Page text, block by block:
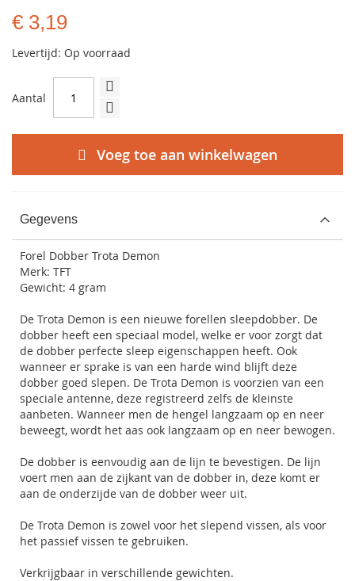
€ 3,19
Levertijd: Op voorraad
Aantal
Voeg toe aan winkelwagen
Gegevens
Forel Dobber Trota Demon
Merk: TFT
Gewicht: 4 gram
De Trota Demon is een nieuwe forellen sleepdobber. De
dobber heeft een speciaal model, welke er voor zorgt dat
de dobber perfecte sleep eigenschappen heeft. Ook
wanneer er sprake is van een harde wind blijft deze
dobber goed slepen. De Trota Demon is voorzien van een
speciale antenne, deze registreerd zelfs de kleinste
aanbeten. Wanneer men de hengel langzaam op en neer
beweegt, wordt het aas ook langzaam op en neer bewogen.
De dobber is eenvoudig aan de lijn te bevestigen. De lijn
voert men aan de zijkant van de dobber in, deze komt er
aan de onderzijde van de dobber weer uit.
De Trota Demon is zowel voor het slepend vissen, als voor
het passief vissen te gebruiken.
Verkrijgbaar in verschillende gewichten.